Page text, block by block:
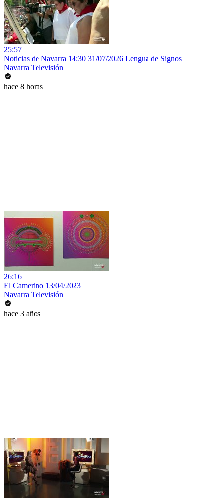
25:57
Noticias de Navarra 14:30 31/07/2026 Lengua de Signos
Navarra Televisión
hace 8 horas
26:16
El Camerino 13/04/2023
Navarra Televisión
hace 3 años